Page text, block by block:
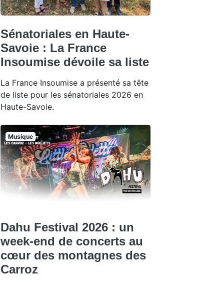
Sénatoriales en Haute-
Savoie : La France
Insoumise dévoile sa liste
La France Insoumise a présenté sa tête
de liste pour les sénatoriales 2026 en
Haute-Savoie.
Musique
Dahu Festival 2026 : un
week-end de concerts au
cœur des montagnes des
Carroz